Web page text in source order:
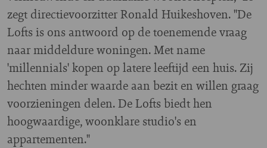
zegt directievoorzitter Ronald Huikeshoven. "De
Lofts is ons antwoord op de toenemende vraag
naar middeldure woningen. Met name
'millennials' kopen op latere leeftijd een huis. Zij
hechten minder waarde aan bezit en willen graag
voorzieningen delen. De Lofts biedt hen
hoogwaardige, woonklare studio's en
appartementen."